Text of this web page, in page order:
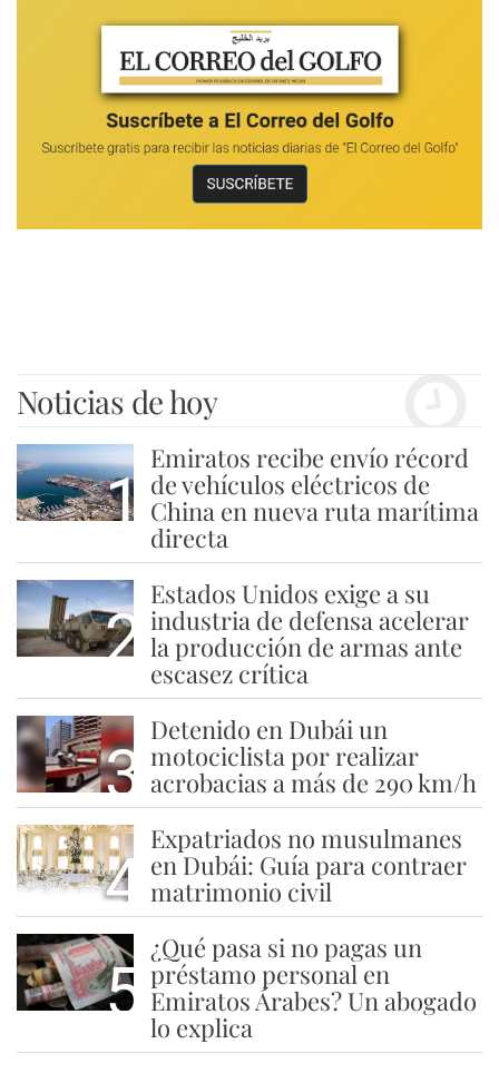
Noticias de hoy
1
Emiratos recibe envío récord
de vehículos eléctricos de
China en nueva ruta marítima
directa
2
Estados Unidos exige a su
industria de defensa acelerar
la producción de armas ante
escasez crítica
3
Detenido en Dubái un
motociclista por realizar
acrobacias a más de 290 km/h
4
Expatriados no musulmanes
en Dubái: Guía para contraer
matrimonio civil
5
¿Qué pasa si no pagas un
préstamo personal en
Emiratos Árabes? Un abogado
lo explica